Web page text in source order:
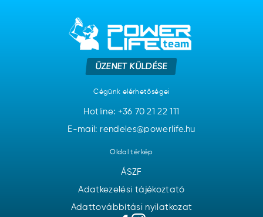
ÜZENET KÜLDÉSE
Cégünk elérhetőségei
Hotline: +36 70 21 22 111
E-mail: rendeles@powerlife.hu
Oldal térkép
ÁSZF
Adatkezelési tájékoztató
Adattovábbítási nyilatkozat